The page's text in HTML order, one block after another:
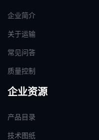
企业简介
关于运输
常见问答
质量控制
企业资源
产品目录
技术图纸